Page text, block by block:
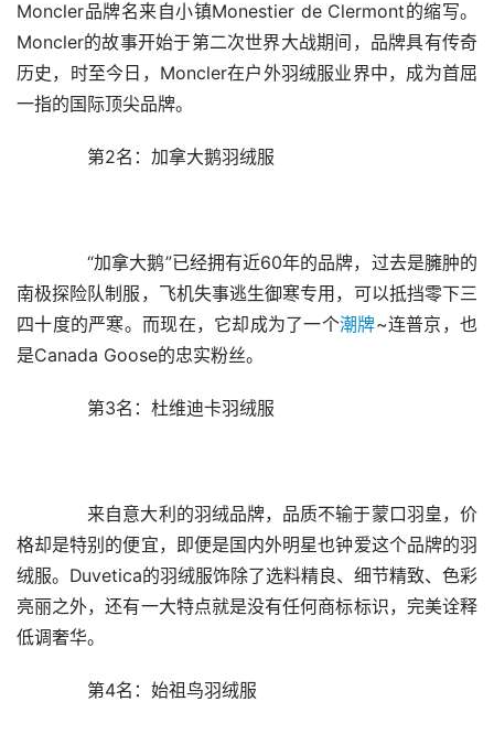
Moncler品牌名来自小镇Monestier de Clermont的缩写。
Moncler的故事开始于第二次世界大战期间，品牌具有传奇
历史，时至今日，Moncler在户外羽绒服业界中，成为首屈
一指的国际顶尖品牌。
第2名：加拿大鹅羽绒服
“加拿大鹅”已经拥有近60年的品牌，过去是臃肿的
南极探险队制服，飞机失事逃生御寒专用，可以抵挡零下三
四十度的严寒。而现在，它却成为了一个潮牌~连普京，也
是Canada Goose的忠实粉丝。
第3名：杜维迪卡羽绒服
来自意大利的羽绒品牌，品质不输于蒙口羽皇，价
格却是特别的便宜，即便是国内外明星也钟爱这个品牌的羽
绒服。Duvetica的羽绒服饰除了选料精良、细节精致、色彩
亮丽之外，还有一大特点就是没有任何商标标识，完美诠释
低调奢华。
第4名：始祖鸟羽绒服